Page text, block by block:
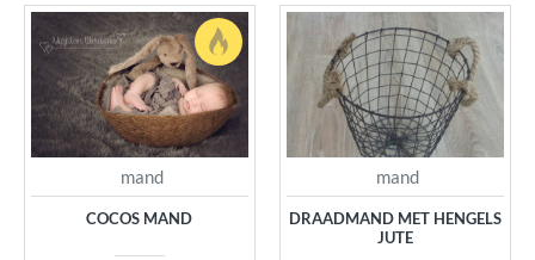
mand
COCOS MAND
mand
DRAADMAND MET HENGELS
JUTE